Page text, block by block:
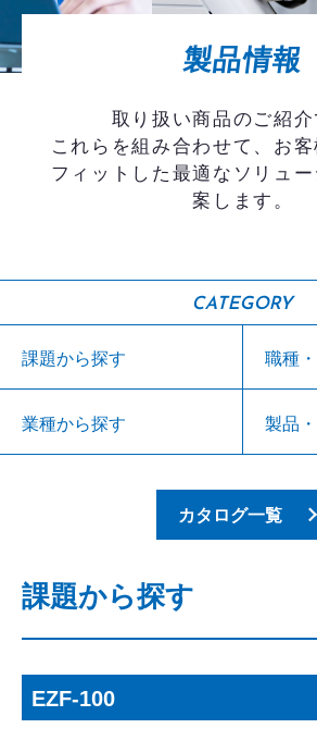
製品情報
取り扱い商品のご紹介
これらを組み合わせて、お
フィットした最適なソリュ
案します。
CATEGORY
課題から探す 職種
業種から探す 製品
カタログ一覧
課題から探す
EZF-100